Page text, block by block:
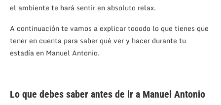
el ambiente te hará sentir en absoluto relax.
A continuación te vamos a explicar tooodo lo que tienes que
tener en cuenta para saber qué ver y hacer durante tu
estadía en Manuel Antonio.
Lo que debes saber antes de ir a Manuel Antonio